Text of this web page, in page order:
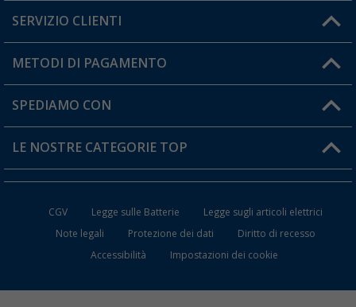
Diventare rivenditori
Il mio Account
Carta fedeltà Berger
SERVIZIO CLIENTI
Informazioni sulla spedizione
Resi
FAQ e Contatti
METODI DI PAGAMENTO
SPEDIAMO CON
LE NOSTRE CATEGORIE TOP
Mobili per il Campeggio
Frigo Portatili
CGV Legge sulle Batterie
Legge sugli articoli elettrici
Note legali
Protezione dei dati
Diritto di recesso
Accessibilità
Impostazioni dei cookie